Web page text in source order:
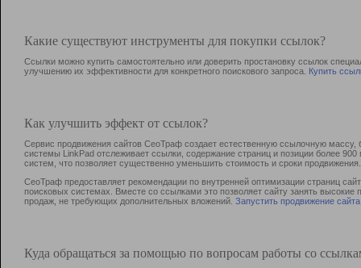
Какие существуют инструменты для покупки ссылок?
Ссылки можно купить самостоятельно или доверить простановку ссылок
улучшению их эффективности для конкретного поискового запроса. Купить
Как улучшить эффект от ссылок?
Сервис продвижения сайтов СеоТраф создает естественную ссылочную
системы LinkPad отслеживает ссылки, содержание страниц и позиции более
систем, что позволяет существенно уменьшить стоимость и сроки продвижения.
СеоТраф предоставляет рекомендации по внутренней оптимизации страниц
поисковых системах. Вместе со ссылками это позволяет сайту занять
продаж, не требующих дополнительных вложений. Запустить продвижение сайта
Куда обращаться за помощью по вопросам работы со